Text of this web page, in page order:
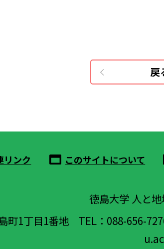
戻
リンク このサイトについて
徳島大学 人と
町1丁目1番地 TEL：088-656-